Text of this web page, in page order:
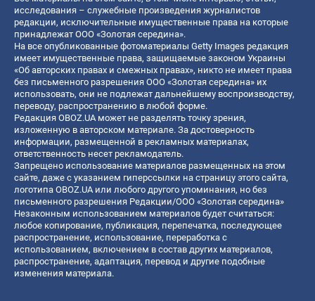
исследования – служебные произведения журналистов
редакции, исключительные имущественные права на которые
принадлежат ООО «Золотая середина».
На все опубликованные фотоматериалы Getty Images редакция
имеет имущественные права, защищаемые законом Украины
«Об авторских правах и смежных правах», никто не имеет права
без письменного разрешения ООО «Золотая середина» их
использовать, они не подлежат дальнейшему воспроизводству,
переводу, распространению в любой форме.
Редакция OBOZ.UA может не разделять точку зрения,
изложенную в авторском материале. За достоверность
информации, размещенной в рекламных материалах,
ответственность несет рекламодатель.
Запрещено использование материалов размещенных на этом
сайте, даже с указанием гиперссылки на страницу этого сайта,
логотипа OBOZ.UA или любого другого упоминания, но без
письменного разрешения Редакции/ООО «Золотая середина»
Незаконным использованием материалов будет считаться:
любое копирование, публикация, перепечатка, последующее
распространение, использование, переработка с
использованием, включением в состав других материалов,
распространение, адаптация, перевод и другие подобные
изменения материала.